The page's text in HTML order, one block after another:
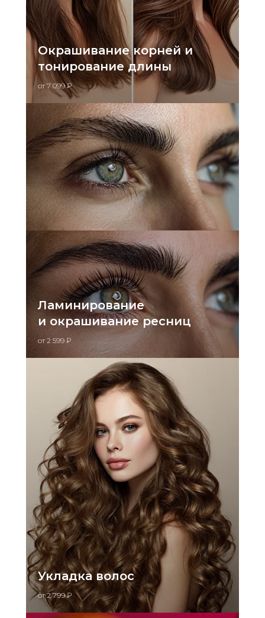
Окрашивание корней и
тонирование длины
от 7 099 ₽
Ламинирование
и окрашивание ресниц
от 2 599 ₽
Укладка волос
от 2 799 ₽